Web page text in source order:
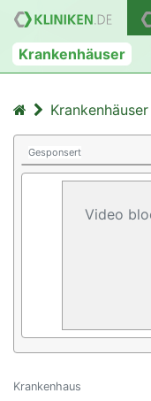
Krankenhäuser
Krankenhäuser
Gesponsert
Video
Krankenhaus